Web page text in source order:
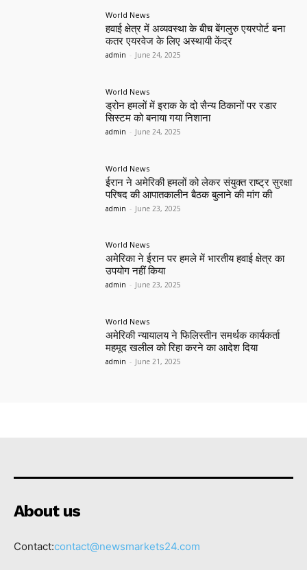
World News
हवाई क्षेत्र में अव्यवस्था के बीच बेंगलुरु एयरपोर्ट बना
कतर एयरवेज के लिए अस्थायी केंद्र
admin - June 24, 2025
World News
ड्रोन हमलों में इराक के दो सैन्य ठिकानों पर रडार
सिस्टम को बनाया गया निशाना
admin - June 24, 2025
World News
ईरान ने अमेरिकी हमलों को लेकर संयुक्त राष्ट्र सुरक्षा
परिषद की आपातकालीन बैठक बुलाने की मांग की
admin - June 23, 2025
World News
अमेरिका ने ईरान पर हमले में भारतीय हवाई क्षेत्र का
उपयोग नहीं किया
admin - June 23, 2025
World News
अमेरिकी न्यायालय ने फिलिस्तीन समर्थक कार्यकर्ता
महमूद खलील को रिहा करने का आदेश दिया
admin - June 21, 2025
About us
Contact:contact@newsmarkets24.com